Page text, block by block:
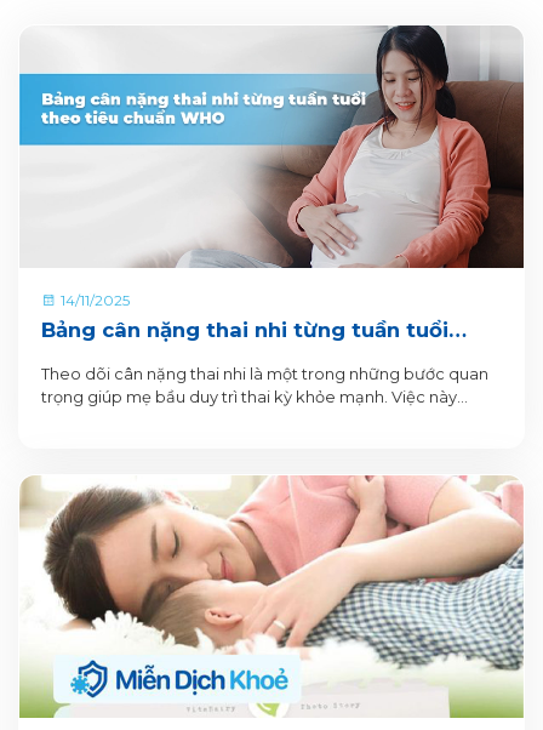
14/11/2025
Bảng cân nặng thai nhi từng tuần tuổi
Theo dõi cân nặng thai nhi là một trong những bước quan
trọng giúp mẹ bầu duy trì thai kỳ khỏe mạnh. Việc này
biến chứng trong thai kỳ, khi sinh và cả giai đoạn hậu sản.